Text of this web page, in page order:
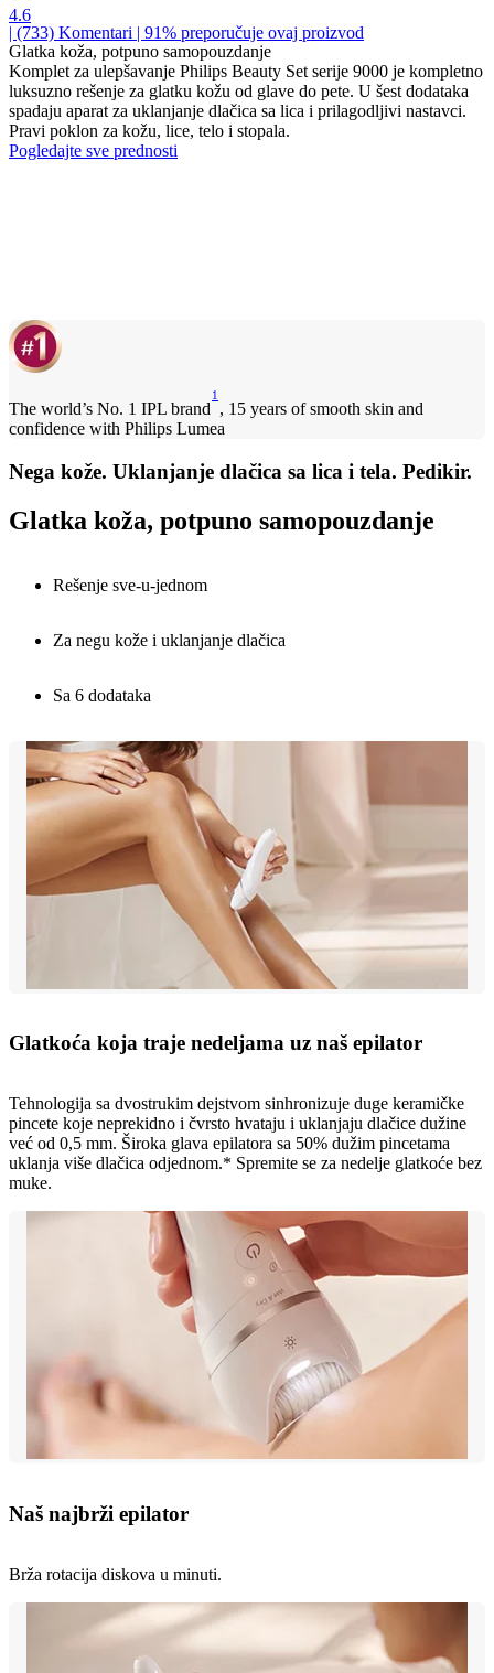
4.6
| (733) Komentari | 91% preporučuje ovaj proizvod
Glatka koža, potpuno samopouzdanje
Komplet za ulepšavanje Philips Beauty Set serije 9000 je kompletno
luksuzno rešenje za glatku kožu od glave do pete. U šest dodataka
spadaju aparat za uklanjanje dlačica sa lica i prilagodljivi nastavci.
Pravi poklon za kožu, lice, telo i stopala.
Pogledajte sve prednosti
The world’s No. 1 IPL brand
1
, 15 years of smooth skin and
confidence with Philips Lumea
Nega kože. Uklanjanje dlačica sa lica i tela. Pedikir.
Glatka koža, potpuno samopouzdanje
Rešenje sve-u-jednom
Za negu kože i uklanjanje dlačica
Sa 6 dodataka
Glatkoća koja traje nedeljama uz naš epilator
Tehnologija sa dvostrukim dejstvom sinhronizuje duge keramičke
pincete koje neprekidno i čvrsto hvataju i uklanjaju dlačice dužine
već od 0,5 mm. Široka glava epilatora sa 50% dužim pincetama
uklanja više dlačica odjednom.* Spremite se za nedelje glatkoće bez
muke.
Naš najbrži epilator
Brža rotacija diskova u minuti.